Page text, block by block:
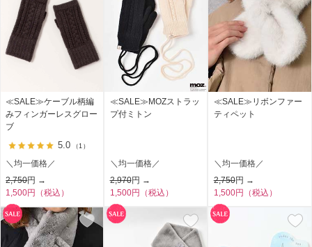
≪SALE≫ケーブル柄編
みフィンガーレスグロー
ブ
5.0 （1）
＼均一価格／
2,750円 →
1,500円（税込）
≪SALE≫MOZストラッ
プ付ミトン
＼均一価格／
2,970円 →
1,500円（税込）
≪SALE≫リボンファー
ティペット
＼均一価格／
2,750円 →
1,500円（税込）